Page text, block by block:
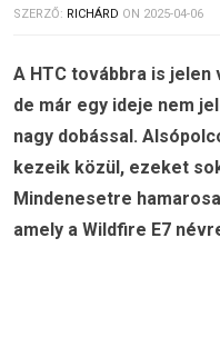
SZERZŐ: RICHÁRD ON 2025-04-06
A HTC továbbra is
de már egy ideje nem
nagy dobással.
kezeik közül, ezeket
Mindenesetre
amely a Wildfire E7